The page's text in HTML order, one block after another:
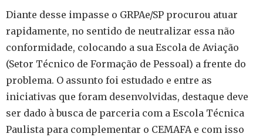
Diante desse impasse o GRPAe/SP procurou atuar
rapidamente, no sentido de neutralizar essa não
conformidade, colocando a sua Escola de Aviação
(Setor Técnico de Formação de Pessoal) a frente do
problema. O assunto foi estudado e entre as
iniciativas que foram desenvolvidas, destaque deve
ser dado à busca de parceria com a Escola Técnica
Paulista para complementar o CEMAFA e com isso